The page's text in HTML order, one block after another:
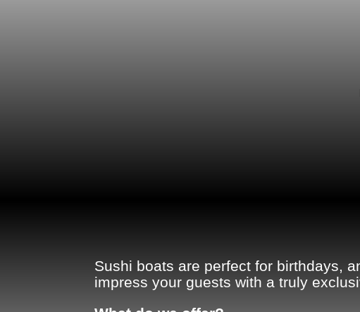
Sushi boats are perfect for birthdays,
impress your guests with a truly